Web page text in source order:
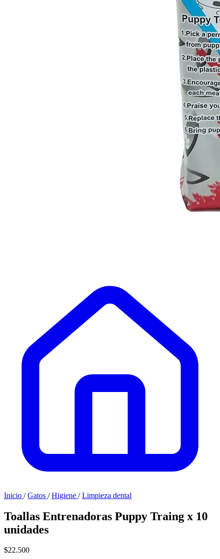
Inicio / Gatos / Higiene / Limpieza dental
Toallas Entrenadoras Puppy Traing x 10
unidades
$22.500